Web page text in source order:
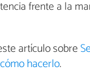
frente a la
artículo sobre
hacerlo.